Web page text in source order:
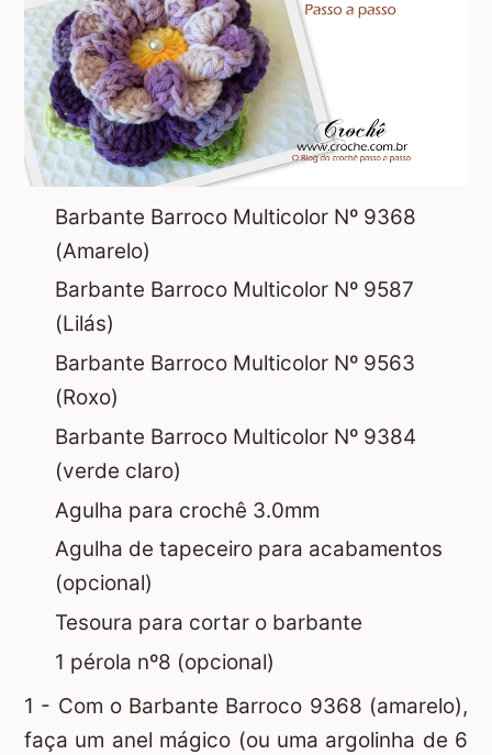
Barbante Barroco Multicolor Nº 9368
(Amarelo)
Barbante Barroco Multicolor Nº 9587
(Lilás)
Barbante Barroco Multicolor Nº 9563
(Roxo)
Barbante Barroco Multicolor Nº 9384
(verde claro)
Agulha para crochê 3.0mm
Agulha de tapeceiro para acabamentos
(opcional)
Tesoura para cortar o barbante
1 pérola nº8 (opcional)
1 - Com o Barbante Barroco 9368 (amarelo),
faça um anel mágico (ou uma argolinha de 6